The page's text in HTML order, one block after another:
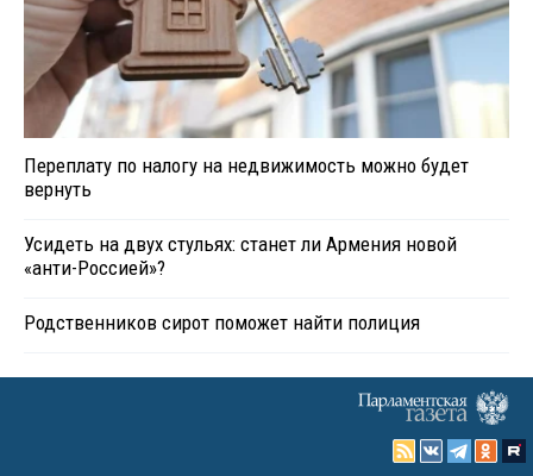
Переплату по налогу на недвижимость можно будет
вернуть
Усидеть на двух стульях: станет ли Армения новой
«анти-Россией»?
Родственников сирот поможет найти полиция